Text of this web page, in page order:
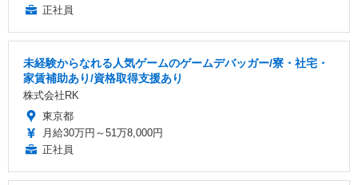
正社員
未経験からなれる人気ゲームのゲームデバッガー/寮・社宅・
家賃補助あり/資格取得支援あり
株式会社RK
東京都
月給30万円～51万8,000円
正社員